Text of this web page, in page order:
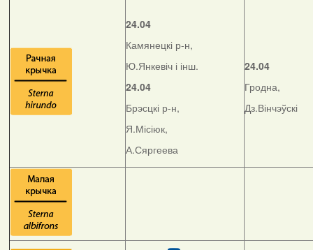
24.04
Камянецкі р-н,
Ю.Янкевіч і інш.
24.04
Брэсцкі р-н,
Я.Місіюк,
А.Сяргеева
24.04
Гродна,
Дз.Вінчэўскі